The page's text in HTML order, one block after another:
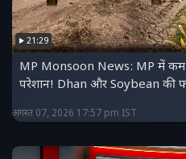
21:29
MP Monsoon News: MP में कम
परेशान! Dhan और Soybean की
अगस्त 07, 2026 17:57 pm IST